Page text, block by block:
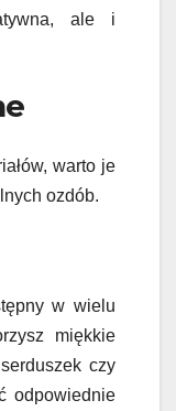
ale i
warto je
ozdób.
w wielu
miękkie
czy
odpowiednie